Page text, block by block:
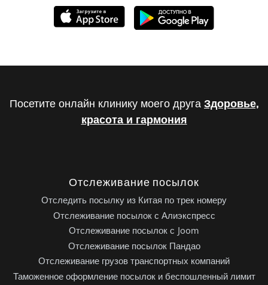
Посетите онлайн клинику моего друга Здоровье,
красота и гармония
Отслеживание посылок
Отследить посылку из Китая по трек номеру
Отслеживание посылок с Алиэкспресс
Отслеживание посылок с Joom
Отслеживание посылок Пандао
Отслеживание грузов транспортных компаний
Таможенное оформление посылок и беспошленный лимит